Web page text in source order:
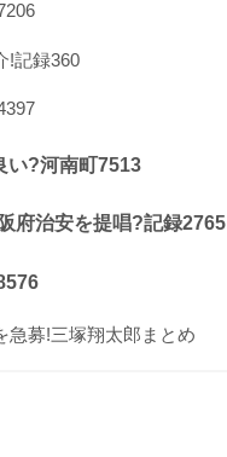
!記録360
い?河南町7513
府治安を提唱?記録2765
急募!三塚翔太郎まとめ